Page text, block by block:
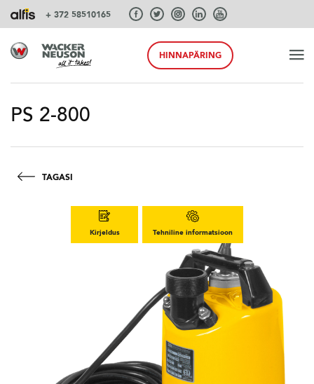
+ 372 58510165
TOOTED
SÜSTEEMID
AKSESSUAARID
KASUTATUD TEHNIKA
KARJÄÄR
HINNAPÄRING
PS 2-800
TAGASI
Kirjeldus Tehniline informatsioon